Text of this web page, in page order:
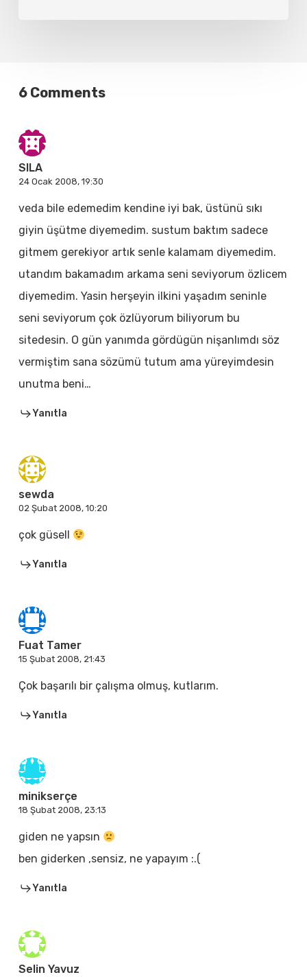
6 Comments
SILA
24 Ocak 2008, 19:30
veda bile edemedim kendine iyi bak, üstünü sıkı
giyin üşütme diyemedim. sustum baktım sadece
gitmem gerekiyor artık senle kalamam diyemedim.
utandım bakamadım arkama seni seviyorum özlicem
diyemedim. Yasin herşeyin ilkini yaşadım seninle
seni seviyorum çok özlüyorum biliyorum bu
sitedesin. O gün yanımda gördügün nişanlımdı söz
vermiştim sana sözümü tutum ama yüreyimdesin
unutma beni…
Yanıtla
sewda
02 Şubat 2008, 10:20
çok güsell
Yanıtla
Fuat Tamer
15 Şubat 2008, 21:43
Çok başarılı bir çalışma olmuş, kutlarım.
Yanıtla
minikserçe
18 Şubat 2008, 23:13
giden ne yapsın
ben giderken ,sensiz, ne yapayım :.(
Yanıtla
Selin Yavuz